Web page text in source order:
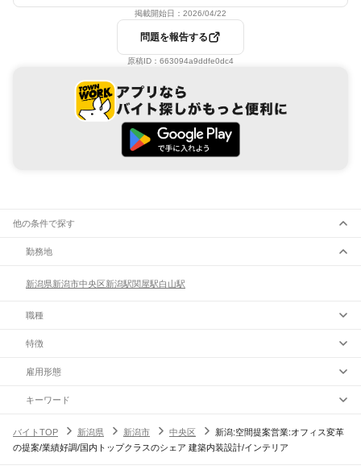
掲載開始日： 2026/04/22
問題を報告する
原稿ID： 663094a9ddfe0dc4
他の条件で探す
勤務地
新潟県新潟市中央区新潟駅関屋駅白山駅
職種
特徴
雇用形態
キーワード
バイトTOP 新潟県 新潟市 中央区
新潟:空間提案営業:オフィス変革
の提案/業績好調/国内トップクラスのシェア 建築内装設計/インテリア